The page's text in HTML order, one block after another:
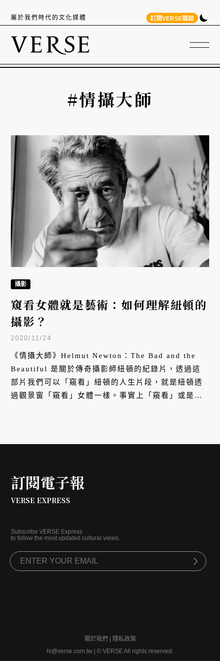
屬於我們時代的文化媒體 訂閱VERSE雜誌
#情攝大師
攝影
窺看女體就是藝術：如何理解紐頓的
攝影？
2020/11/24
《情攝大師》Helmut Newton：The Bad and the
Beautiful 是關於傳奇攝影師紐頓的紀錄片，透過這
部片我們可以「窺看」紐頓的人生片段，就是紐頓透
過觀景窗「窺看」女體一樣。事實上「窺看」或是
訂閱電子報
VERSE EXPRESS
Subscribe VERSE Express
to follow the most updated cultural views.
關於我們
隱私政策
hi@verse.com.tw
© VERSE All rights reserved.